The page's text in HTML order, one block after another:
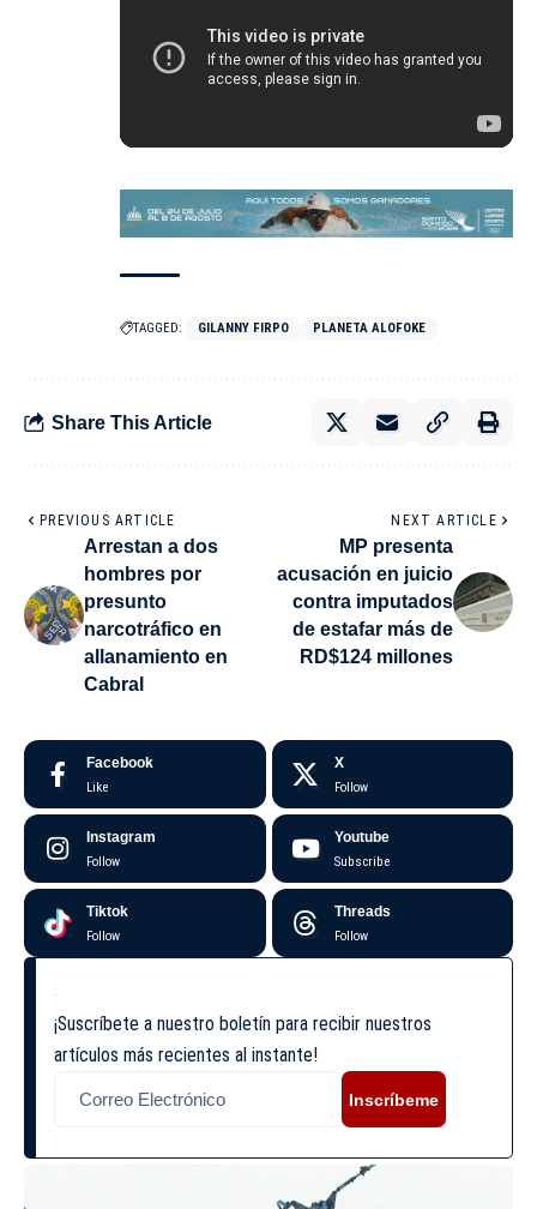
TAGGED: GILANNY FIRPO PLANETA ALOFOKE
Share This Article
PREVIOUS ARTICLE
Arrestan a dos
hombres por
presunto
narcotráfico en
allanamiento en
Cabral
NEXT ARTICLE
MP presenta
acusación en juicio
contra imputados
de estafar más de
RD$124 millones
Facebook
Like
X
Follow
Instagram
Follow
Youtube
Subscribe
Tiktok
Follow
Threads
Follow
¡Suscríbete a nuestro boletín para recibir nuestros
artículos más recientes al instante!
Inscríbeme